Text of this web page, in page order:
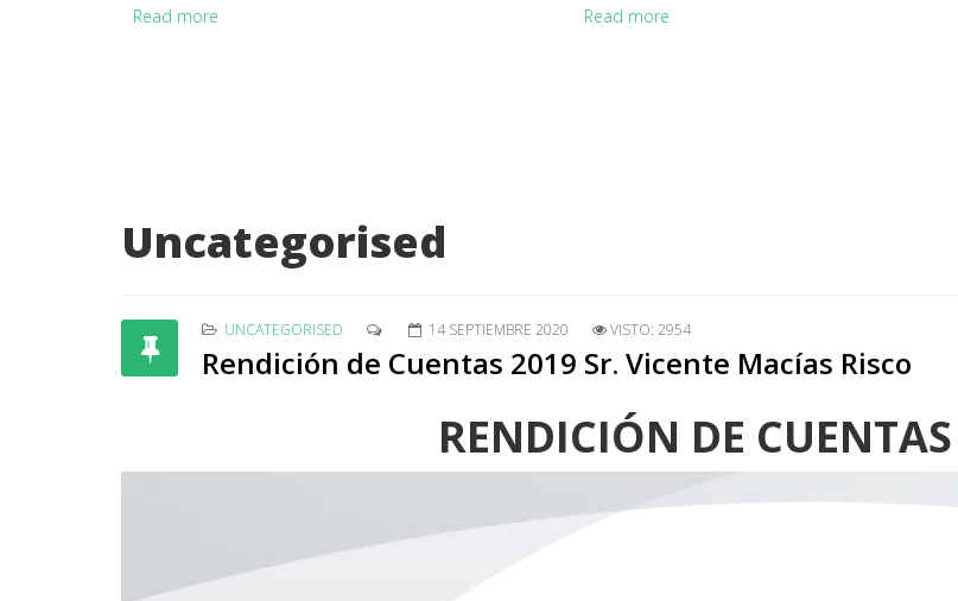
Read more Read more
Uncategorised
UNCATEGORISED 14 SEPTIEMBRE 2020 VISTO: 2954
Rendición de Cuentas 2019 Sr. Vicente Macías Risco
RENDICIÓN DE